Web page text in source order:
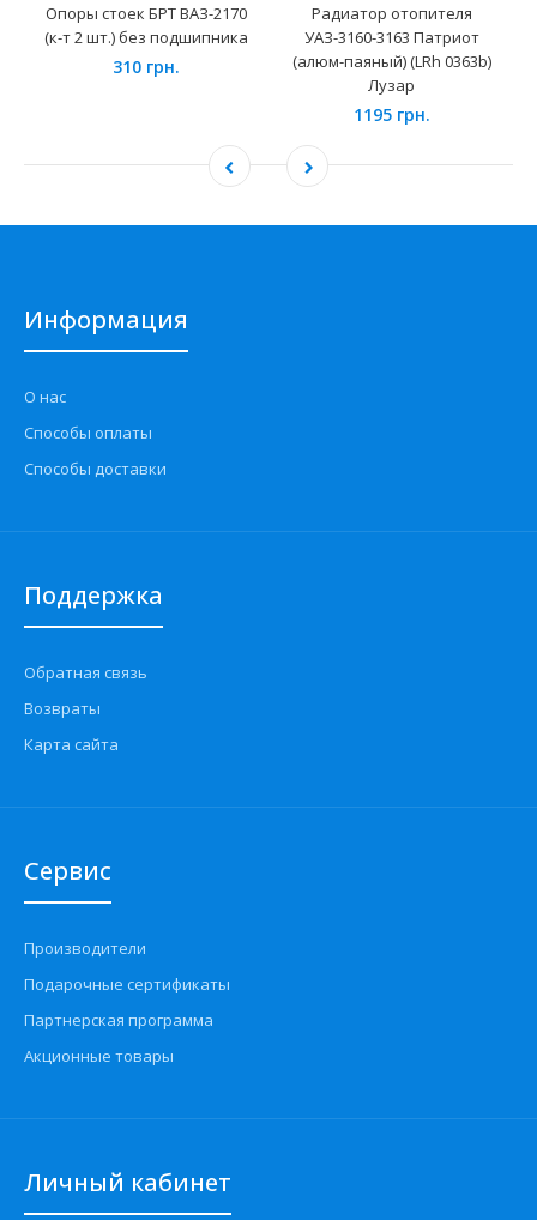
Опоры стоек БРТ ВАЗ-2170
(к-т 2 шт.) без подшипника
310 грн.
Радиатор отопителя
УАЗ-3160-3163 Патриот
(алюм-паяный) (LRh 0363b)
Лузар
1195 грн.
Информация
О нас
Способы оплаты
Способы доставки
Поддержка
Обратная связь
Возвраты
Карта сайта
Сервис
Производители
Подарочные сертификаты
Партнерская программа
Акционные товары
Личный кабинет